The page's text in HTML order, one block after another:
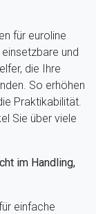
für euroline
und
die Ihre
So erhöhen
Praktikabilität.
Sie über viele
im Handling,
einfache